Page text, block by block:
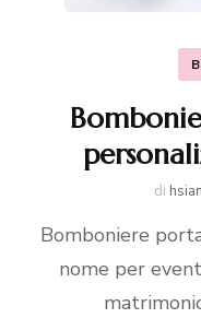
di
Bomboniere
nome per